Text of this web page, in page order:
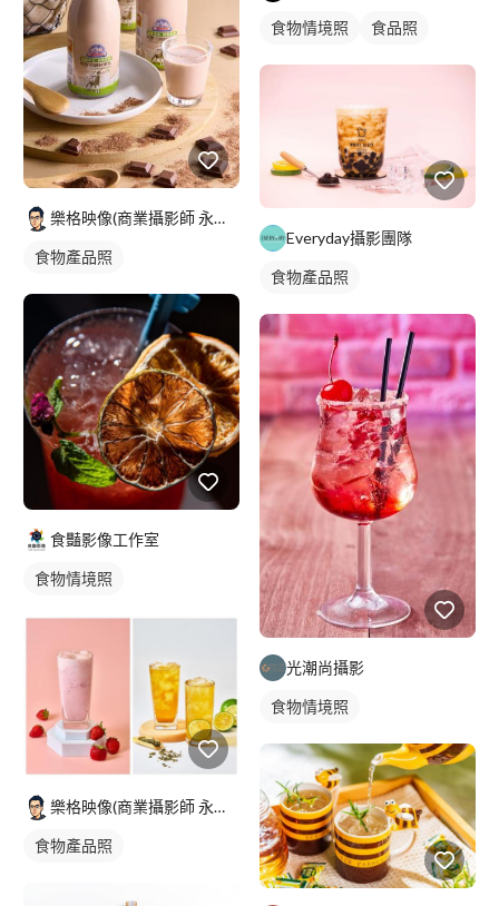
樂格映像(商業攝影師 永逢Nick)
食物產品照
食豔影像工作室
食物情境照
樂格映像(商業攝影師 永逢Nick)
食物產品照
食物情境照 食品照
Everyday攝影團隊
食物產品照
光潮尚攝影
食物情境照